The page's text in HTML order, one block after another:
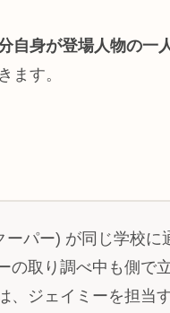
自身が登場人物の一
ます。
パー) が同じ学校
取り調べ中も側で
ジェイミーを担当